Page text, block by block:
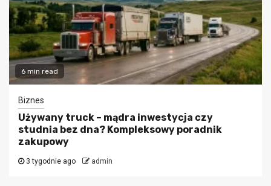
6 min read
Biznes
Używany truck – mądra inwestycja czy
studnia bez dna? Kompleksowy poradnik
zakupowy
3 tygodnie ago admin